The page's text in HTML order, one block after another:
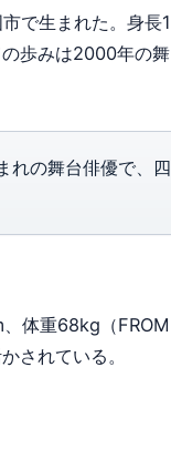
で生まれた。身
歩みは2000年の
れの舞台俳優で、
体重68kg（
されている。